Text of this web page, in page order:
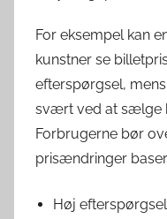
For eksempel kan
kunstner se
efterspørgsel,
svært ved at sælge
Forbrugerne bør
prisændringer
Høj